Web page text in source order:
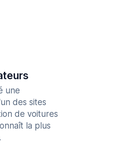
une
des sites
de voitures
la plus